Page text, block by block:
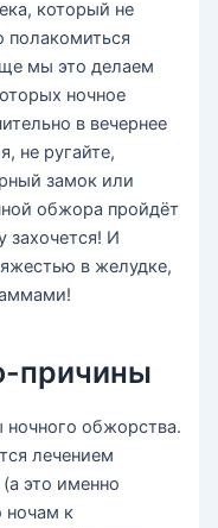
который не
полакомиться
мы это делаем
ночное
в вечернее
не ругайте,
замок или
обжора пройдёт
захочется! И
в желудке,
причины
ночного обжорства.
лечением
это именно
ночам к